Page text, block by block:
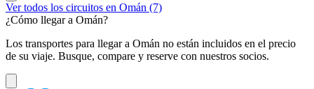
Ver todos los circuitos en Omán (7)
¿Cómo llegar a Omán?
Los transportes para llegar a Omán no están incluidos en el precio
de su viaje. Busque, compare y reserve con nuestros socios.